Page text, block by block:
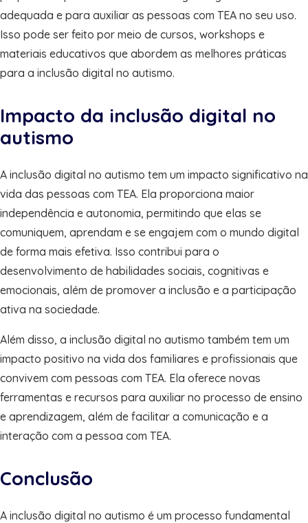
adequada e para auxiliar as pessoas com TEA no seu uso.
Isso pode ser feito por meio de cursos, workshops e
materiais educativos que abordem as melhores práticas
para a inclusão digital no autismo.
Impacto da inclusão digital no
autismo
A inclusão digital no autismo tem um impacto significativo na
vida das pessoas com TEA. Ela proporciona maior
independência e autonomia, permitindo que elas se
comuniquem, aprendam e se engajem com o mundo digital
de forma mais efetiva. Isso contribui para o
desenvolvimento de habilidades sociais, cognitivas e
emocionais, além de promover a inclusão e a participação
ativa na sociedade.
Além disso, a inclusão digital no autismo também tem um
impacto positivo na vida dos familiares e profissionais que
convivem com pessoas com TEA. Ela oferece novas
ferramentas e recursos para auxiliar no processo de ensino
e aprendizagem, além de facilitar a comunicação e a
interação com a pessoa com TEA.
Conclusão
A inclusão digital no autismo é um processo fundamental